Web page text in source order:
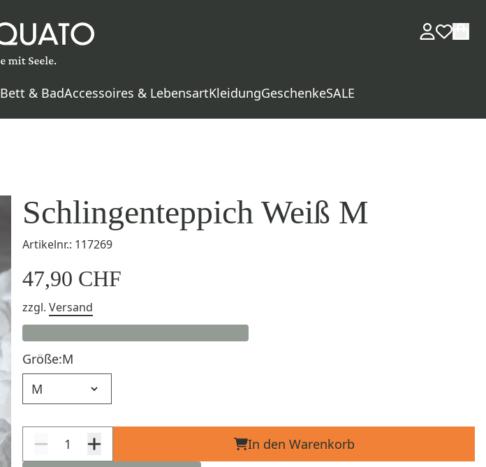
Bett & BadAccessoires & LebensartKleidungGeschenkeSALE
Schlingenteppich Weiß M
Artikelnr.: 117269
47,90 CHF
zzgl. Versand
Größe:M
In den Warenkorb